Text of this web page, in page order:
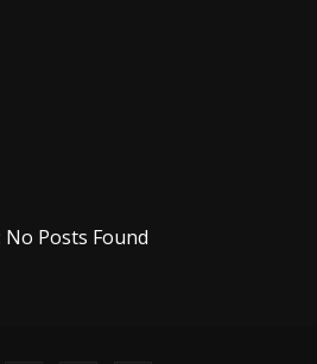
No Posts Found